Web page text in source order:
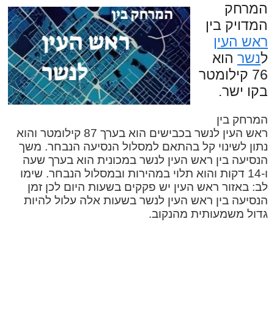
המרחק
המדויק בין
ראש העין
לנשר הוא
76 קילומטר
בקו ישר.
המרחק בין
ראש העין לנשר בכבישים הוא בערך 87 קילומטר והוא
נתון לשינוי קל בהתאם למסלול הנסיעה הנבחר. משך
הנסיעה בין ראש העין לנשר במכונית הוא בערך שעה
ו-14 דקות והוא תלוי במהירות ובמסלול הנבחר. שימו
לב: באזור ראש העין יש פקקים בשעות היום לכן זמן
הנסיעה בין ראש העין לנשר בשעות אלה עלול להיות
גדול משמעותית מהנקוב.